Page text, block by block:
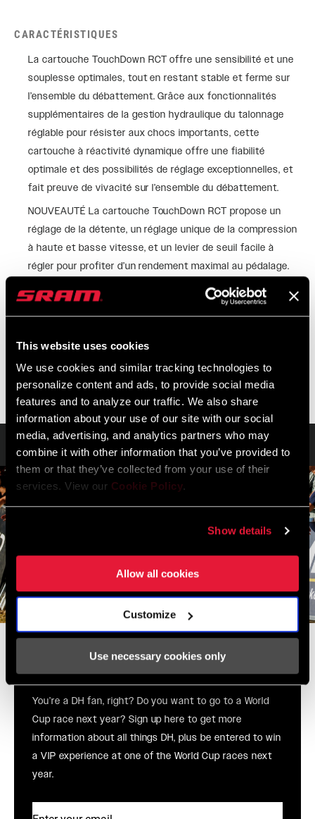
This website uses cookies
We use cookies and similar tracking technologies to
personalize content and ads, to provide social media
features and to analyze our traffic. We also share
information about your use of our site with our social
media, advertising, and analytics partners who may
combine it with other information that you’ve provided to
them or that they’ve collected from your use of their
services. View our Cookie Policy.
Show details
Allow all cookies
Customize
Use necessary cookies only
hydraulique réglable du talonnage pour amortir les
atterrissages les plus violents. Osez enfin vous attaquer à
ces sentiers qui vous semblaient auparavant inaccessibles.
CARACTÉRISTIQUES
La cartouche TouchDown RCT offre une sensibilité et une
souplesse optimales, tout en restant stable et ferme sur
l’ensemble du débattement. Grâce aux fonctionnalités
supplémentaires de la gestion hydraulique du talonnage
réglable pour résister aux chocs importants, cette
cartouche à réactivité dynamique offre une fiabilité
optimale et des possibilités de réglage exceptionnelles, et
fait preuve de vivacité sur l’ensemble du débattement.
NOUVEAUTÉ La cartouche TouchDown RCT propose un
réglage de la détente, un réglage unique de la compression
à haute et basse vitesse, et un levier de seuil facile à
régler pour profiter d’un rendement maximal au pédalage.
La gestion hydraulique du talonnage réglable propose cinq
réglages différents de la compression à activer du bout
talonnage sur les derniers 20% du débattement.
VOIR PLUS DE CARACTÉRISTIQUES
Technologies
Win a VIP world cup
experience from SRAM and
RockShox!
You’re a DH fan, right? Do you want to go to a World
Cup race next year? Sign up here to get more
information about all things DH, plus be entered to win
a VIP experience at one of the World Cup races next
year.